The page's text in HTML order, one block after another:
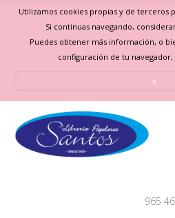
Utilizamos cookies propias y de terceros
Si continuas navegando,
Puedes obtener más información, o
configuración de tu navegador,
x
965